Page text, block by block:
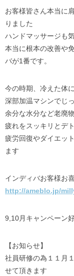
お客様皆さん本当に
りました
ハンドマッサージも
本当に根本の改善や
バが1番です。
今の時期、冷えた体
深部加温マシンでじ
余分な水分など老廃
疲れをスッキリとデ
疲労回復やダイエット
ます
インディバお客様お
http://ameblo.jp/
9,10月キャンペーン
【お知らせ】
社員研修の為１１月
せて頂きます